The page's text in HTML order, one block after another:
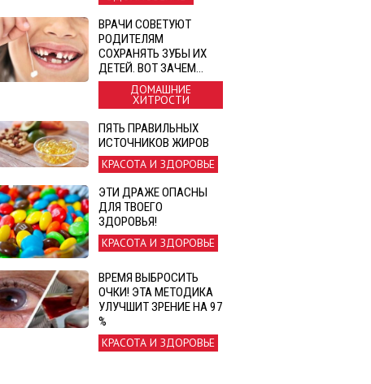
ВРАЧИ СОВЕТУЮТ
РОДИТЕЛЯМ
СОХРАНЯТЬ ЗУБЫ ИХ
ДЕТЕЙ. ВОТ ЗАЧЕМ…
ДОМАШНИЕ
ХИТРОСТИ
ПЯТЬ ПРАВИЛЬНЫХ
ИСТОЧНИКОВ ЖИРОВ
КРАСОТА И ЗДОРОВЬЕ
ЭТИ ДРАЖЕ ОПАСНЫ
ДЛЯ ТВОЕГО
ЗДОРОВЬЯ!
КРАСОТА И ЗДОРОВЬЕ
ВРЕМЯ ВЫБРОСИТЬ
ОЧКИ! ЭТА МЕТОДИКА
УЛУЧШИТ ЗРЕНИЕ НА 97
%
КРАСОТА И ЗДОРОВЬЕ